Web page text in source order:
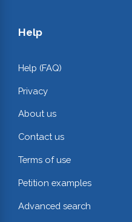
Help
Help (FAQ)
Privacy
About us
Contact us
Terms of use
Petition examples
Advanced search